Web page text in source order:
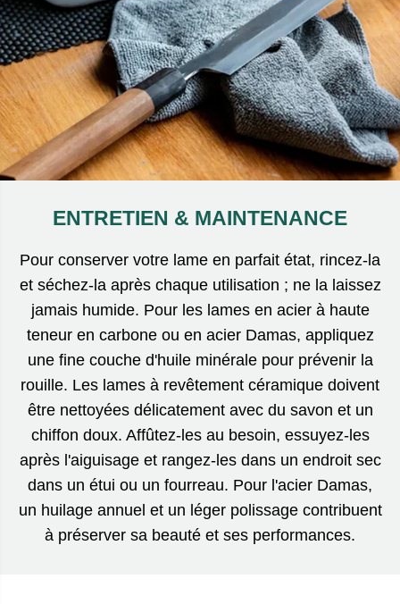
ENTRETIEN & MAINTENANCE
Pour conserver votre lame en parfait état, rincez-la
et séchez-la après chaque utilisation ; ne la laissez
jamais humide. Pour les lames en acier à haute
teneur en carbone ou en acier Damas, appliquez
une fine couche d'huile minérale pour prévenir la
rouille. Les lames à revêtement céramique doivent
être nettoyées délicatement avec du savon et un
chiffon doux. Affûtez-les au besoin, essuyez-les
après l'aiguisage et rangez-les dans un endroit sec
dans un étui ou un fourreau. Pour l'acier Damas,
un huilage annuel et un léger polissage contribuent
à préserver sa beauté et ses performances.